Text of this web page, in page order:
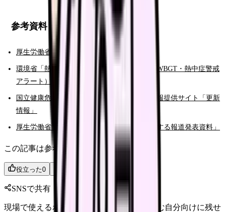
参考資料
厚生労働省「熱中症関連情報」
環境省「熱中症予防情報サイト」（暑さ指数WBGT・熱中症警戒
アラート）
国立健康危機管理研究機構（JIHS）感染症情報提供サイト「更新
情報」
厚生労働省「新型コロナウイルス感染症に関する報道発表資料」
この記事は参考になりましたか？
役立った0
SNSで共有
現場で使えるポイントを、同僚やあとで読む自分向けに残せ